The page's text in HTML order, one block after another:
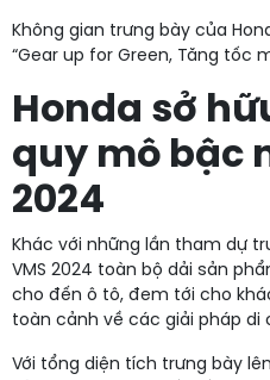
Không gian trưng bày của
“Gear up for Green, Tăng tốc
Honda sở
quy mô bậc
2024
Khác với những lần tham dự
VMS 2024 toàn bộ dải sản
cho đến ô tô, đem tới cho
toàn cảnh về các giải pháp di
Với tổng diện tích trưng bày